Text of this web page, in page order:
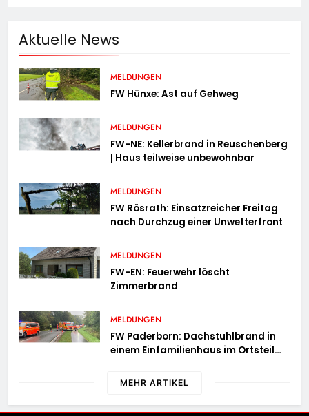
Aktuelle News
MELDUNGEN
FW Hünxe: Ast auf Gehweg
MELDUNGEN
FW-NE: Kellerbrand in Reuschenberg
| Haus teilweise unbewohnbar
MELDUNGEN
FW Rösrath: Einsatzreicher Freitag
nach Durchzug einer Unwetterfront
MELDUNGEN
FW-EN: Feuerwehr löscht
Zimmerbrand
MELDUNGEN
FW Paderborn: Dachstuhlbrand in
einem Einfamilienhaus im Ortsteil
MEHR ARTIKEL